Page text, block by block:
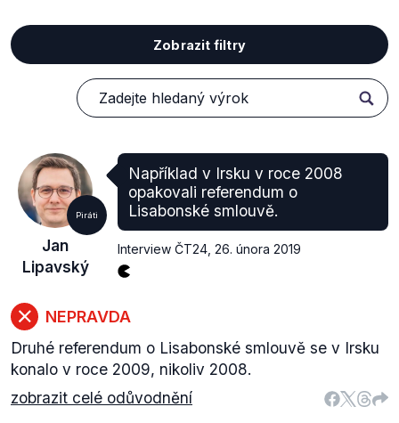
Zobrazit filtry
Piráti
Jan
Lipavský
Například v Irsku v roce 2008
opakovali referendum o
Lisabonské smlouvě.
Interview ČT24 26. února 2019
NEPRAVDA
Druhé referendum o Lisabonské smlouvě se v Irsku
konalo v roce 2009, nikoliv 2008.
zobrazit celé odůvodnění